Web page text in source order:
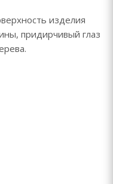
изделия
придирчивый глаз